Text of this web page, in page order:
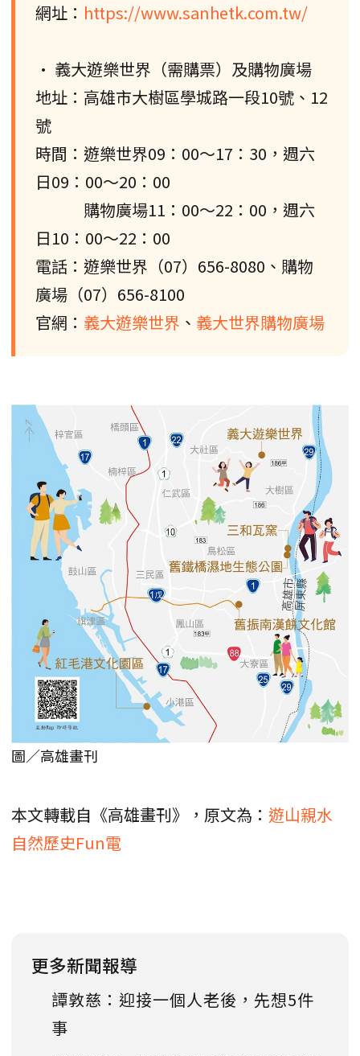
網址： https://www.sanhetk.com.tw/
• 義大遊樂世界（需購票）及購物廣場
地址：高雄市大樹區學城路一段10號、12
號
時間：遊樂世界09：00〜17：30，週六
日09：00～20：00
購物廣場11：00～22：00，週六
日10：00～22：00
電話：遊樂世界（07）656-8080、購物
廣場（07）656-8100
官網： 義大遊樂世界 、 義大世界購物廣場
圖／高雄畫刊
本文轉載自《高雄畫刊》，原文為： 遊山親水
自然歷史Fun電
更多新聞報導
譚敦慈：迎接一個人老後，先想5件
事